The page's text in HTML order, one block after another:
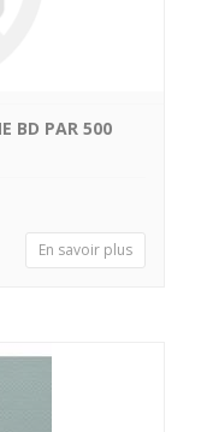
BD PAR 500
En savoir plus